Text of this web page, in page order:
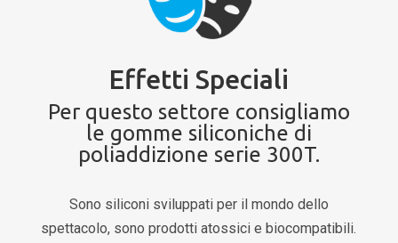
Effetti Speciali
Per questo settore consigliamo
le gomme siliconiche di
poliaddizione serie 300T.
Sono siliconi sviluppati per il mondo dello
spettacolo, sono prodotti atossici e biocompatibili.